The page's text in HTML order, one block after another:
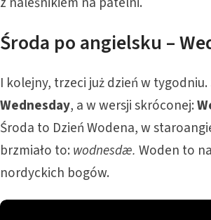
Środa po angielsku –
I kolejny, trzeci już dzień w
Wednesday, a w wersji skróconej:
Środa to Dzień Wodena, w
brzmiało to: wodnesdæ. Woden to
nordyckich bogów.